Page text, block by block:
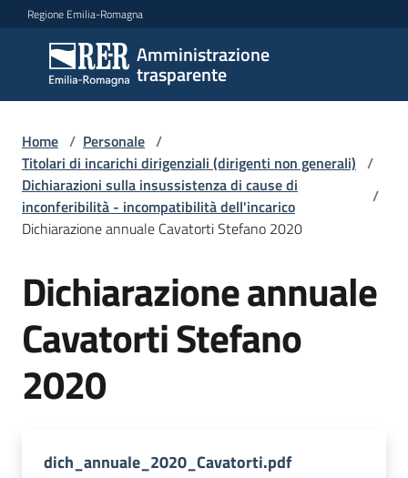
Vai al contenuto
Vai alla navigazione
Vai al footer
Regione Emilia-Romagna
Amministrazione
trasparente
Amministrazione
trasparente
Sottosezioni
Accesso
Home / Personale /
Titolari di incarichi dirigenziali (dirigenti non generali) /
Dichiarazioni sulla insussistenza di cause di
inconferibilità - incompatibilità dell'incarico
/
Dichiarazione annuale Cavatorti Stefano 2020
Dichiarazione annuale
Cavatorti Stefano
2020
dich_annuale_2020_Cavatorti.pdf